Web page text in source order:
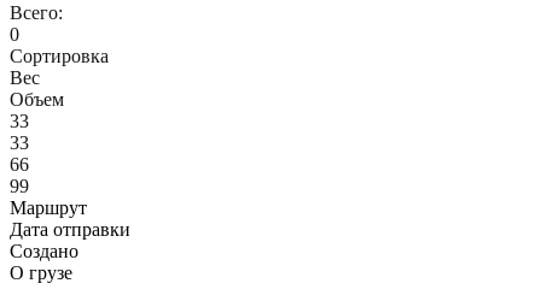
Всего:
0
Сортировка
Вес
Объем
33
33
66
99
Маршрут
Дата отправки
Создано
О грузе